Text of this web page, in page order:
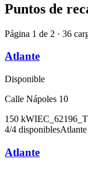
Puntos de
Página 1 de 2 · 36
Atlante
Disponible
Calle Nápoles 10
150 kW
4/4 disponiblesAtlante
Atlante